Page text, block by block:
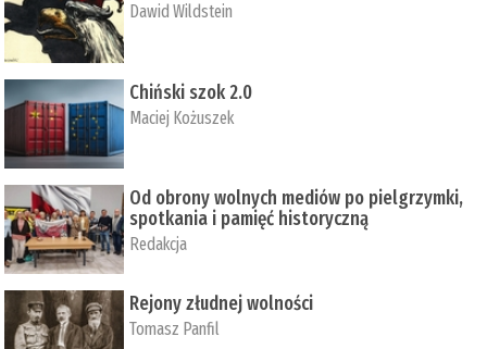
Dawid Wildstein
Chiński szok 2.0
Maciej Kożuszek
Od obrony wolnych mediów po pielgrzymki,
spotkania i pamięć historyczną
Redakcja
Rejony złudnej wolności
Tomasz Panfil